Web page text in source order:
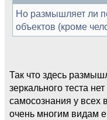
Но размышляет ли
объектов (кроме
Так что здесь
зеркального теста
самосознания у всех
очень многим видам